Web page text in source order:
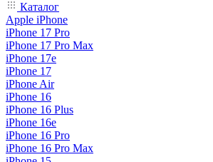
Каталог
Apple iPhone
iPhone 17 Pro
iPhone 17 Pro Max
iPhone 17e
iPhone 17
iPhone Air
iPhone 16
iPhone 16 Plus
iPhone 16e
iPhone 16 Pro
iPhone 16 Pro Max